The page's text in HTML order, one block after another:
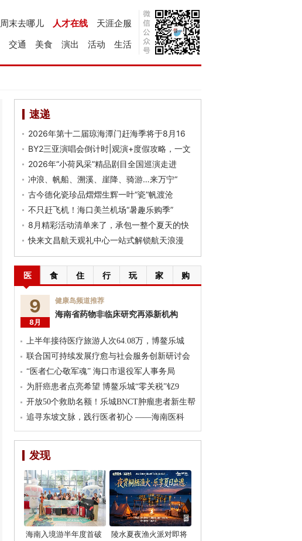
天涯企服
人才在线
周末去哪儿
生活
活动
演出
美食
交通
速递
2026年第十二届琼海潭门赶海季将于8月16
BY2三亚演唱会倒计时|观演+度假攻略，一文
2026年“小荷风采”精品剧目全国巡演走进
冲浪、帆船、溯溪、崖降、骑游…来万宁“
古今德化瓷珍品熠熠生辉一叶“瓷”帆渡沧
不只赶飞机！海口美兰机场“暑趣乐购季”
8月精彩活动清单来了，承包一整个夏天的快
快来文昌航天观礼中心一站式解锁航天浪漫
医 食 住 行 玩 家 购
9
8月
健康岛频道推荐
海南省药物非临床研究再添新机构
上半年接待医疗旅游人次64.08万，博鳌乐城
联合国可持续发展疗愈与社会服务创新研讨会
“医者仁心敬军魂” 海口市退役军人事务局
为肝癌患者点亮希望 博鳌乐城“零关税”钇9
开放50个救助名额！乐城BNCT肿瘤患者新生帮
追寻东坡文脉，践行医者初心 ——海南医科
发现
海南入境游半年度首破
陵水夏夜渔火派对即将